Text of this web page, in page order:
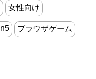
女性向け
ブラウザゲーム